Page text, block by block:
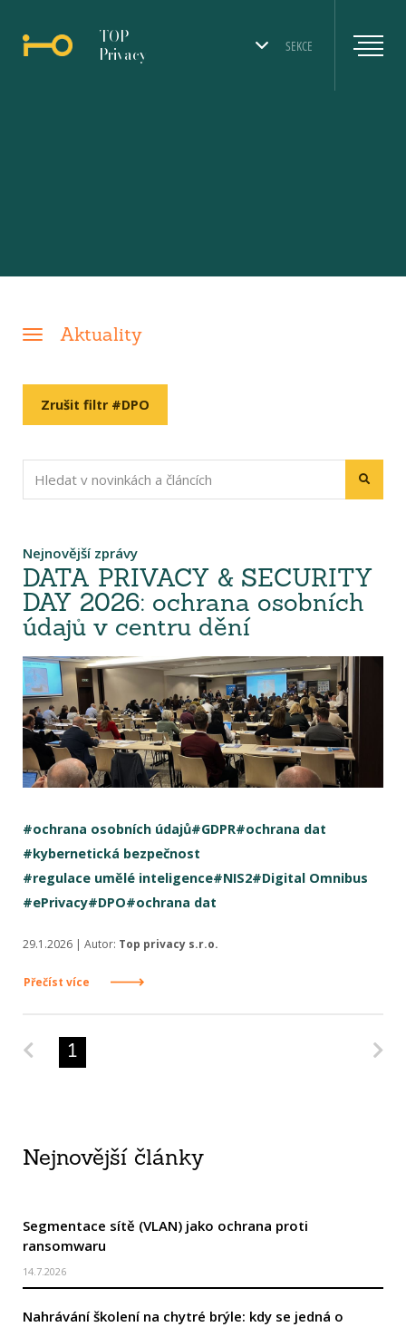
SEKCE
TOP
Privacy
Aktuality
Zrušit filtr #DPO
Nejnovější zprávy
DATA PRIVACY & SECURITY
DAY 2026: ochrana osobních
údajů v centru dění
#ochrana osobních údajů#GDPR#ochrana dat
#kybernetická bezpečnost
#regulace umělé inteligence#NIS2#Digital Omnibus
#ePrivacy#DPO#ochrana dat
29.1.2026 | Autor: Top privacy s.r.o.
Přečíst více
Predchádzajúca strana
1
Nejnovější články
Segmentace sítě (VLAN) jako ochrana proti
ransomwaru
14.7.2026
Nahrávání školení na chytré brýle: kdy se jedná o